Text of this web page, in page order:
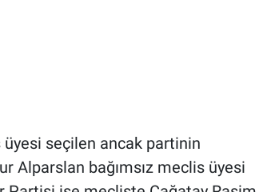
seçilen ancak partinin
Alparslan bağımsız meclis üyesi